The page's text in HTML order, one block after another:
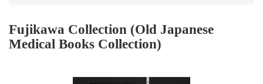
Fujikawa Collection (Old Japanese
Medical Books Collection)